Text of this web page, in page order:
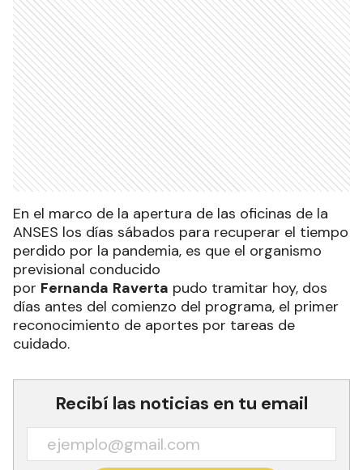
En el marco de la apertura de las oficinas de la
ANSES los días sábados para recuperar el tiempo
perdido por la pandemia, es que el organismo
previsional conducido
por Fernanda Raverta pudo tramitar hoy, dos
días antes del comienzo del programa, el primer
reconocimiento de aportes por tareas de
cuidado.
Recibí las noticias en tu email